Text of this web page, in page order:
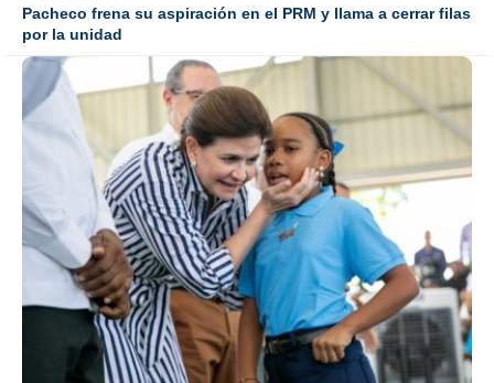
Pacheco frena su aspiración en el PRM y llama a cerrar filas
por la unidad